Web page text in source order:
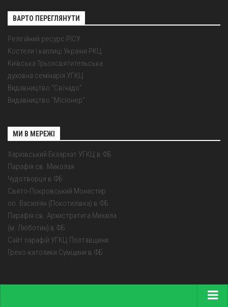
ВАРТО ПЕРЕГЛЯНУТИ
Релігійний ресурс РІСУ
Костели і каплиці України РКЦ
Київська Трьохсвятительська
духовна семінарія УГКЦ
Видавництво "Свічадо"
Видавництво "Місіонер"
МИ В МЕРЕЖІ
Харківський Екзархат УГКЦ в ФБ
Парафія св. Миколая
Чудотворця в ФБ
Свято-Покровський Монастир
оо. Василіян (Покотилівка) в ФБ
Парафія св. Архистратига Михаїла
(м. Люботин) в ФБ
Сайт парафій УГКЦ Полтавщини
Греко-католики Сумщини в ФБ